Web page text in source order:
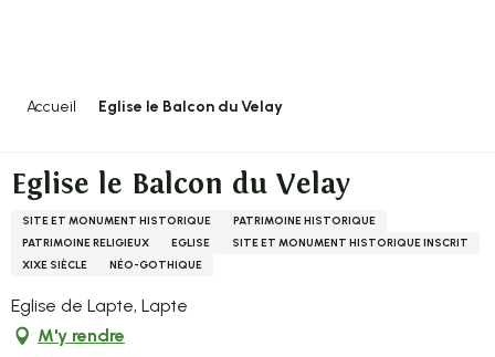
Accueil Eglise le Balcon du Velay
Eglise le Balcon du Velay
SITE ET MONUMENT HISTORIQUE
PATRIMOINE HISTORIQUE
PATRIMOINE RELIGIEUX
EGLISE
SITE ET MONUMENT HISTORIQUE INSCRIT
XIXE SIÈCLE
NÉO-GOTHIQUE
Eglise de Lapte, Lapte
M'y rendre